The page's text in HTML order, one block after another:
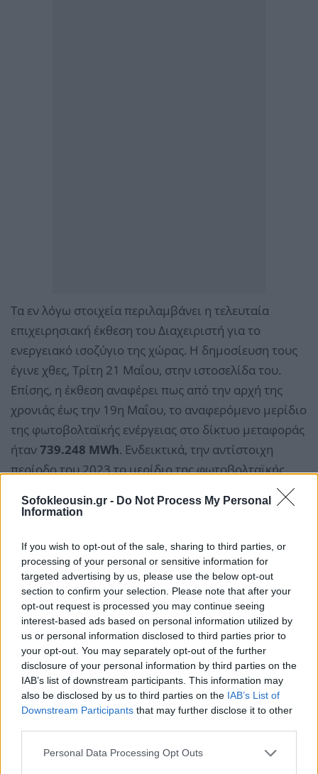
Sofokleousin.gr - Do Not Process My Personal
Information
If you wish to opt-out of the sale, sharing to third parties, or
processing of your personal or sensitive information for
targeted advertising by us, please use the below opt-out
section to confirm your selection. Please note that after your
opt-out request is processed you may continue seeing
interest-based ads based on personal information utilized by
us or personal information disclosed to third parties prior to
your opt-out. You may separately opt-out of the further
disclosure of your personal information by third parties on the
IAB’s list of downstream participants. This information may
also be disclosed by us to third parties on the IAB’s List of
Downstream Participants that may further disclose it to other
Personal Data Processing Opt Outs
Τα εν λόγω στοιχεία περιλαμβάνει η τελευταία
επιχειρησιακή έκθεση του Διαχειριστή για το
ενεργειακό ισοζύγιο της χώρας. Η δημοσίευση τους
έγινε χθες, Τρίτη 21 Μαΐου, στην ιστοσελίδα του.
Επίσης, η έκθεση αναφέρει πως από την αρχή της
χρονιάς έως την 19η Μαΐου, το αναφερόμενο μερίδιο
της φωτοβολταϊκής ενέργειας στο δίκτυο μεταφοράς
ήταν739.248 MWh. Ενδεικτικά, την αντίστοιχη
περίοδο του 2023 το μερίδιο της φωτοβολταϊκής